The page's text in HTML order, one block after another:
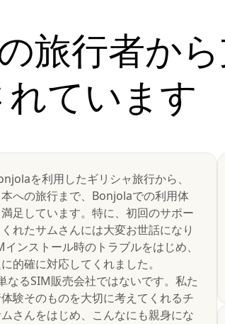
旅行者か
ています
を利用したギリシャ旅行から、
への旅行まで、Bonjolaでの利用体
足しています。特に、初回のサポー
れたサムさんには大変お世話になり
インストール時のトラブルをはじめ、
的確に対応してくれました。
なるSIM販売会社ではないです。私た
験そのものを大切に考えてくれるチ
さんをはじめ、こんなにも親身にな